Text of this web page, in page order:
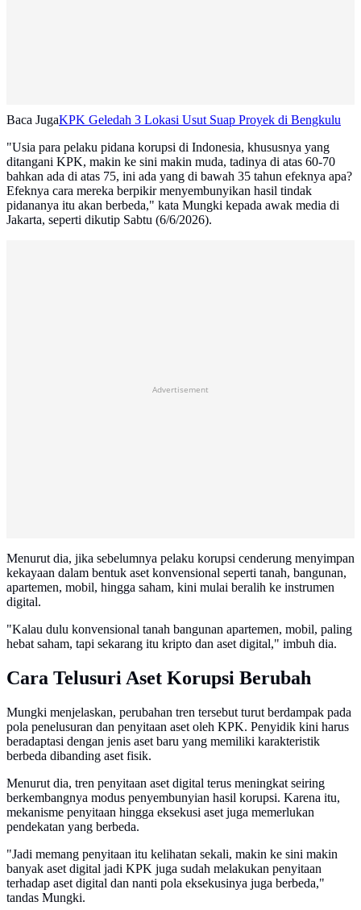
Baca JugaKPK Geledah 3 Lokasi Usut Suap Proyek di Bengkulu
"Usia para pelaku pidana korupsi di Indonesia, khususnya yang
ditangani KPK, makin ke sini makin muda, tadinya di atas 60-70
bahkan ada di atas 75, ini ada yang di bawah 35 tahun efeknya apa?
Efeknya cara mereka berpikir menyembunyikan hasil tindak
pidananya itu akan berbeda," kata Mungki kepada awak media di
Jakarta, seperti dikutip Sabtu (6/6/2026).
Advertisement
Menurut dia, jika sebelumnya pelaku korupsi cenderung menyimpan
kekayaan dalam bentuk aset konvensional seperti tanah, bangunan,
apartemen, mobil, hingga saham, kini mulai beralih ke instrumen
digital.
"Kalau dulu konvensional tanah bangunan apartemen, mobil, paling
hebat saham, tapi sekarang itu kripto dan aset digital," imbuh dia.
Cara Telusuri Aset Korupsi Berubah
Mungki menjelaskan, perubahan tren tersebut turut berdampak pada
pola penelusuran dan penyitaan aset oleh KPK. Penyidik kini harus
beradaptasi dengan jenis aset baru yang memiliki karakteristik
berbeda dibanding aset fisik.
Menurut dia, tren penyitaan aset digital terus meningkat seiring
berkembangnya modus penyembunyian hasil korupsi. Karena itu,
mekanisme penyitaan hingga eksekusi aset juga memerlukan
pendekatan yang berbeda.
"Jadi memang penyitaan itu kelihatan sekali, makin ke sini makin
banyak aset digital jadi KPK juga sudah melakukan penyitaan
terhadap aset digital dan nanti pola eksekusinya juga berbeda,"
tandas Mungki.